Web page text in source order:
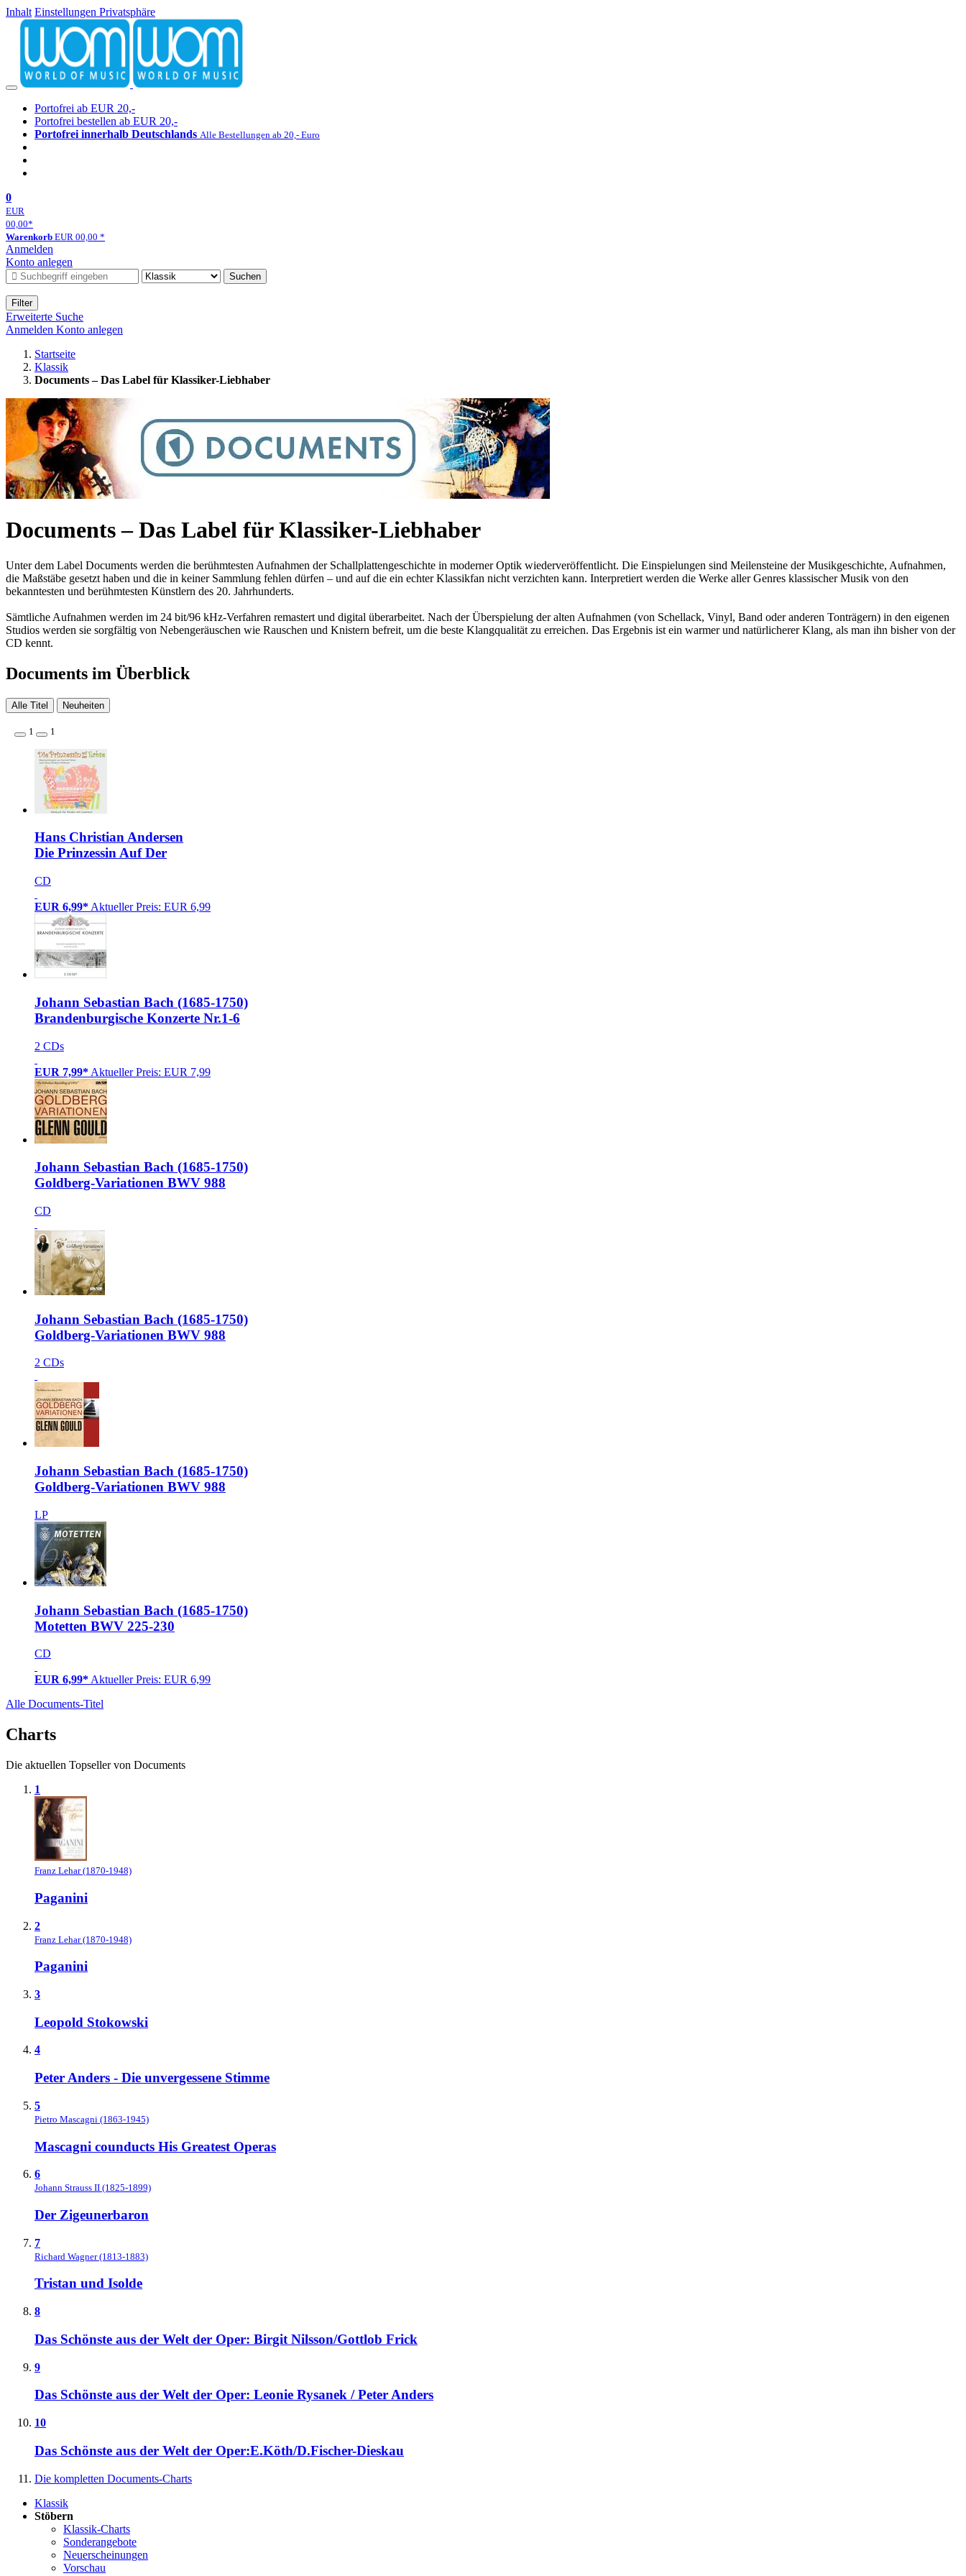
Inhalt Einstellungen Privatsphäre
Portofrei ab EUR 20,-
Portofrei bestellen ab EUR 20,-
Portofrei innerhalb Deutschlands Alle Bestellungen ab 20,- Euro
0
EUR
00,00*
Warenkorb EUR 00,00 *
Anmelden
Konto anlegen
Suchen
Filter
Erweiterte Suche
Anmelden Konto anlegen
Startseite
Klassik
Documents – Das Label für Klassiker-Liebhaber
Documents – Das Label für Klassiker-Liebhaber
Unter dem Label Documents werden die berühmtesten Aufnahmen der Schallplattengeschichte in moderner Optik wiederveröffentlicht. Die Einspielungen sind Meilensteine der Musikgeschichte, Aufnahmen,
die Maßstäbe gesetzt haben und die in keiner Sammlung fehlen dürfen – und auf die ein echter Klassikfan nicht verzichten kann. Interpretiert werden die Werke aller Genres klassischer Musik von den
bekanntesten und berühmtesten Künstlern des 20. Jahrhunderts.
Sämtliche Aufnahmen werden im 24 bit/96 kHz-Verfahren remastert und digital überarbeitet. Nach der Überspielung der alten Aufnahmen (von Schellack, Vinyl, Band oder anderen Tonträgern) in den eigenen
Studios werden sie sorgfältig von Nebengeräuschen wie Rauschen und Knistern befreit, um die beste Klangqualität zu erreichen. Das Ergebnis ist ein warmer und natürlicherer Klang, als man ihn bisher von der
CD kennt.
Documents im Überblick
Alle Titel Neuheiten
1 1
Hans Christian Andersen
Die Prinzessin Auf Der
CD
EUR 6,99* Aktueller Preis: EUR 6,99
Johann Sebastian Bach (1685-1750)
Brandenburgische Konzerte Nr.1-6
2 CDs
EUR 7,99* Aktueller Preis: EUR 7,99
Johann Sebastian Bach (1685-1750)
Goldberg-Variationen BWV 988
CD
Johann Sebastian Bach (1685-1750)
Goldberg-Variationen BWV 988
2 CDs
Johann Sebastian Bach (1685-1750)
Goldberg-Variationen BWV 988
LP
Johann Sebastian Bach (1685-1750)
Motetten BWV 225-230
CD
EUR 6,99* Aktueller Preis: EUR 6,99
Alle Documents-Titel
Charts
Die aktuellen Topseller von Documents
1
Franz Lehar (1870-1948)
Paganini
2
Franz Lehar (1870-1948)
Paganini
3
Leopold Stokowski
4
Peter Anders - Die unvergessene Stimme
5
Pietro Mascagni (1863-1945)
Mascagni counducts His Greatest Operas
6
Johann Strauss II (1825-1899)
Der Zigeunerbaron
7
Richard Wagner (1813-1883)
Tristan und Isolde
8
Das Schönste aus der Welt der Oper: Birgit Nilsson/Gottlob Frick
9
Das Schönste aus der Welt der Oper: Leonie Rysanek / Peter Anders
10
Das Schönste aus der Welt der Oper:E.Köth/D.Fischer-Dieskau
Die kompletten Documents-Charts
Klassik
Stöbern
Klassik-Charts
Sonderangebote
Neuerscheinungen
Vorschau